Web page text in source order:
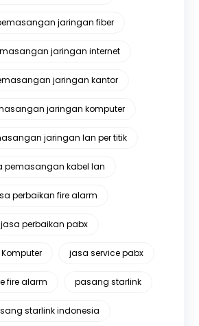
jaringan fiber
jaringan internet
jaringan kantor
jaringan komputer
jaringan lan per titik
pemasangan kabel lan
perbaikan fire alarm
jasa perbaikan pabx
jasa service pabx
fire alarm pasang starlink
starlink indonesia